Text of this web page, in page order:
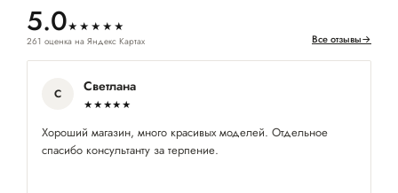
5.0★★★★★
261 оценка на Яндекс Картах Все отзывы→
С Светлана
★★★★★
Хороший магазин, много красивых моделей. Отдельное
спасибо консультанту за терпение.